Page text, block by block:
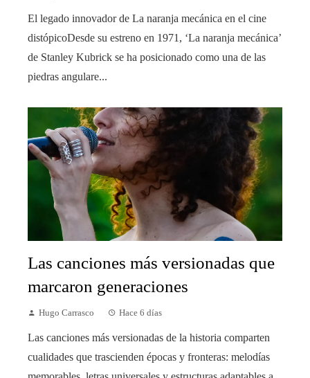
El legado innovador de La naranja mecánica en el cine
distópicoDesde su estreno en 1971, ‘La naranja mecánica’
de Stanley Kubrick se ha posicionado como una de las
piedras angulare...
Las canciones más versionadas que
marcaron generaciones
Hugo Carrasco Hace 6 días
Las canciones más versionadas de la historia comparten
cualidades que trascienden épocas y fronteras: melodías